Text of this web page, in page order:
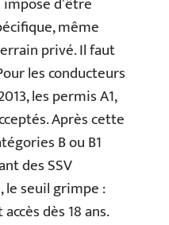
même
privé. Il faut
les conducteurs
les permis A1,
Après cette
B ou B1
des SSV
le seuil grimpe :
dès 18 ans.